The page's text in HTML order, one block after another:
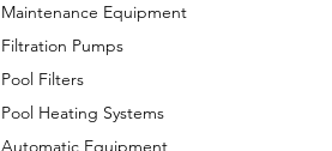
Maintenance Equipment
Filtration Pumps
Pool Filters
Pool Heating Systems
Automatic Equipment